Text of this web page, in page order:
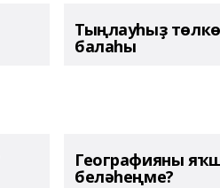
Тыңлауһыҙ төлкө
балаһы
Географияны
беләһеңме?